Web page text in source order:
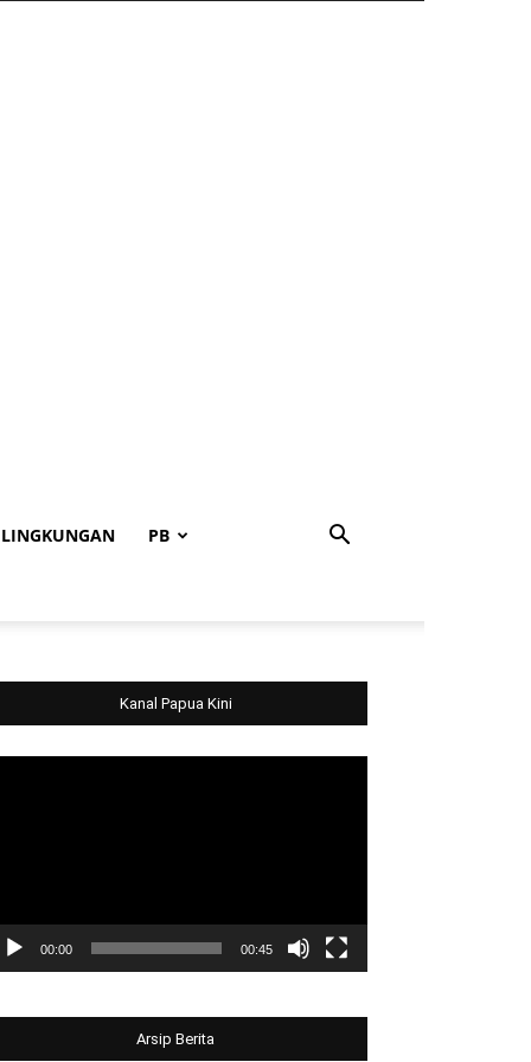
LINGKUNGAN PB
Kanal Papua Kini
00:00 00:45
Arsip Berita